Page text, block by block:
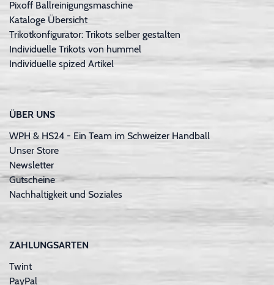
Pixoff Ballreinigungsmaschine
Kataloge Übersicht
Trikotkonfigurator: Trikots selber gestalten
Individuelle Trikots von hummel
Individuelle spized Artikel
ÜBER UNS
WPH & HS24 - Ein Team im Schweizer Handball
Unser Store
Newsletter
Gutscheine
Nachhaltigkeit und Soziales
ZAHLUNGSARTEN
Twint
PayPal